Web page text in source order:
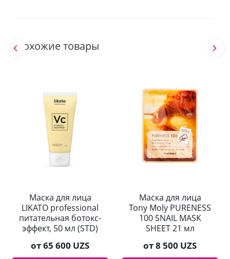
Похожие товары
Маска для лица
LIKATO professional
питательная ботокс-
эффект, 50 мл (STD)
от65 600 UZS
Маска для лица
Tony Moly PURENESS
100 SNAIL MASK
SHEET 21 мл
от8 500 UZS